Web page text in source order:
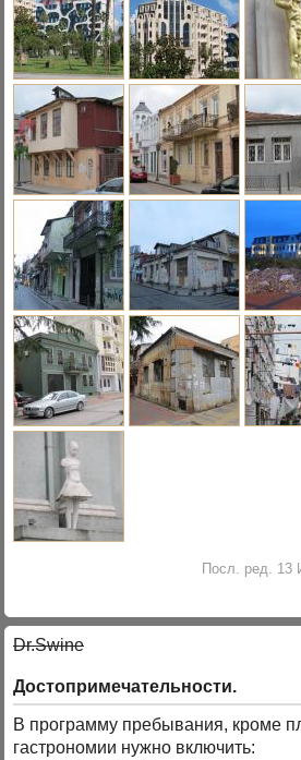
Посл. ред. 13
Dr.Swine
Достопримечательности.
В программу пребывания, кроме
гастрономии нужно включить: